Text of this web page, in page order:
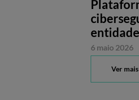
6 maio 2026
Ver